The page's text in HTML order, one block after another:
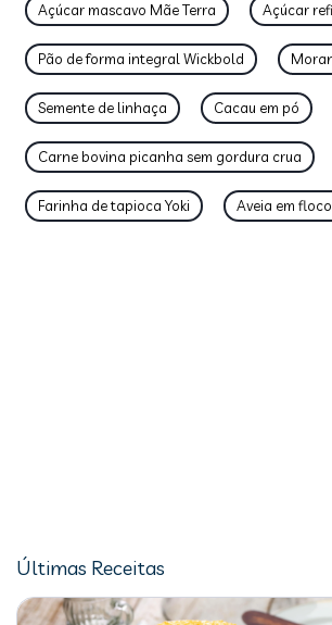
Açúcar mascavo Mãe Terra Açúcar
Pão de forma integral Wickbold
Semente de linhaça Cacau em pó
Carne bovina picanha sem gordura crua
Farinha de tapioca Yoki Aveia em
Últimas Receitas